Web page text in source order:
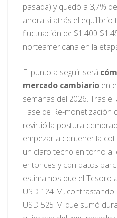
pasada) y quedó a 3,7%
ahora si atrás el equilibrio
fluctuación de $1.400-
norteamericana en la
El punto a seguir será
mercado cambiario en
semanas del 2026. Tras
Fase de Re-monetización
revirtió la postura
empezar a contener la
un claro techo en torno a
entonces y con datos
estimamos que el Tesoro
USD 124 M,
USD 525 M que sumó